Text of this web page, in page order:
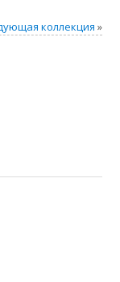
коллекция »